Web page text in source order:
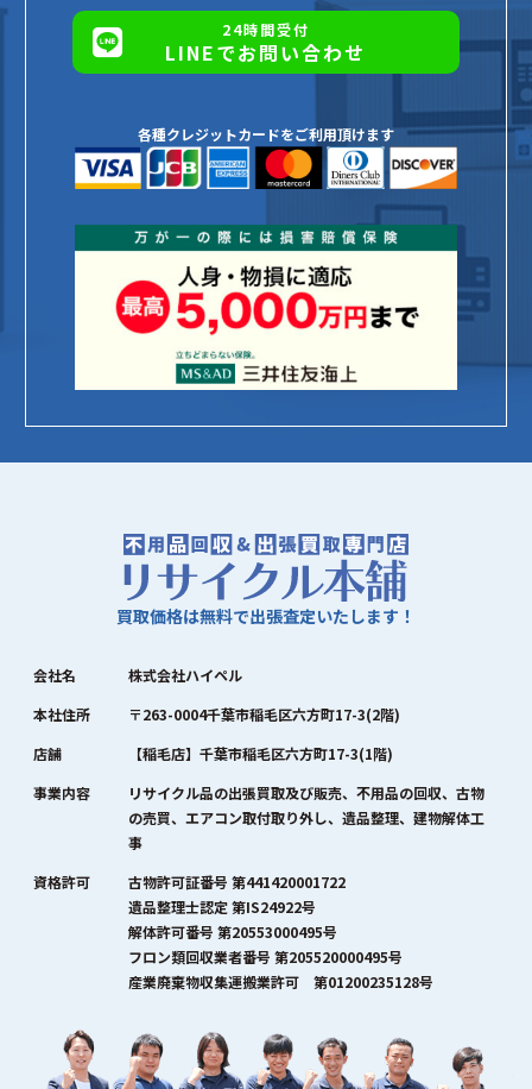
24時間受付
LINEでお問い合わせ
各種クレジットカードをご利用頂けます
買取価格は無料で出張査定いたします！
会社名
株式会社ハイペル
本社住所
〒263-0004千葉市稲毛区六方町17-3(2階)
店舗
【稲毛店】千葉市稲毛区六方町17-3(1階)
事業内容
リサイクル品の出張買取及び販売、不用品の回収、古物
の売買、エアコン取付取り外し、遺品整理、建物解体工
事
資格許可
古物許可証番号 第441420001722
遺品整理士認定 第IS24922号
解体許可番号 第20553000495号
フロン類回収業者番号 第205520000495号
産業廃棄物収集運搬業許可 第01200235128号